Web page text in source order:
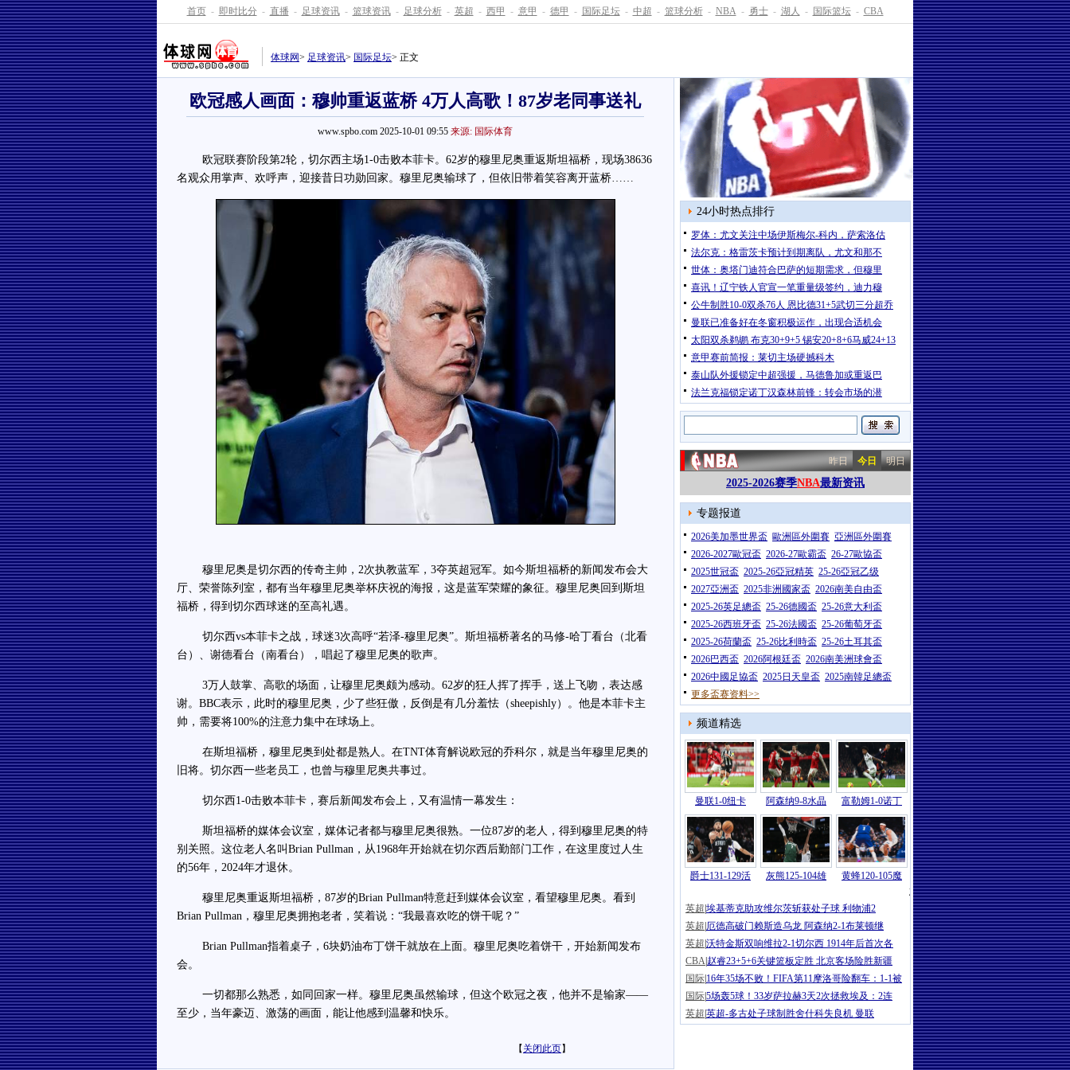
首页 - 即时比分 - 直播 - 足球资讯 - 篮球资讯 - 足球分析 - 英超 - 西甲 - 意甲 - 德甲 - 国际足坛 - 中超 - 篮球分析 - NBA - 勇士 - 湖人 - 国际篮坛 - CBA
体球网> 足球资讯> 国际足坛> 正文
欧冠感人画面：穆帅重返蓝桥 4万人高歌！87岁老同事送礼
www.spbo.com 2025-10-01 09:55 来源: 国际体育
欧冠联赛阶段第2轮，切尔西主场1-0击败本菲卡。62岁的穆里尼奥重返斯坦福桥，现场38636
名观众用掌声、欢呼声，迎接昔日功勋回家。穆里尼奥输球了，但依旧带着笑容离开蓝桥……
穆里尼奥是切尔西的传奇主帅，2次执教蓝军，3夺英超冠军。如今斯坦福桥的新闻发布会大
厅、荣誉陈列室，都有当年穆里尼奥举杯庆祝的海报，这是蓝军荣耀的象征。穆里尼奥回到斯坦
福桥，得到切尔西球迷的至高礼遇。
切尔西vs本菲卡之战，球迷3次高呼“若泽-穆里尼奥”。斯坦福桥著名的马修-哈丁看台（北看
台）、谢德看台（南看台），唱起了穆里尼奥的歌声。
3万人鼓掌、高歌的场面，让穆里尼奥颇为感动。62岁的狂人挥了挥手，送上飞吻，表达感
谢。BBC表示，此时的穆里尼奥，少了些狂傲，反倒是有几分羞怯（sheepishly）。他是本菲卡主
帅，需要将100%的注意力集中在球场上。
在斯坦福桥，穆里尼奥到处都是熟人。在TNT体育解说欧冠的乔科尔，就是当年穆里尼奥的
旧将。切尔西一些老员工，也曾与穆里尼奥共事过。
切尔西1-0击败本菲卡，赛后新闻发布会上，又有温情一幕发生：
斯坦福桥的媒体会议室，媒体记者都与穆里尼奥很熟。一位87岁的老人，得到穆里尼奥的特
别关照。这位老人名叫Brian Pullman，从1968年开始就在切尔西后勤部门工作，在这里度过人生
的56年，2024年才退休。
穆里尼奥重返斯坦福桥，87岁的Brian Pullman特意赶到媒体会议室，看望穆里尼奥。看到
Brian Pullman，穆里尼奥拥抱老者，笑着说：“我最喜欢吃的饼干呢？”
Brian Pullman指着桌子，6块奶油布丁饼干就放在上面。穆里尼奥吃着饼干，开始新闻发布
会。
一切都那么熟悉，如同回家一样。穆里尼奥虽然输球，但这个欧冠之夜，他并不是输家——
至少，当年豪迈、激荡的画面，能让他感到温馨和快乐。
【 关闭此页】
24小时热点排行
罗体：尤文关注中场伊斯梅尔-科内，萨索洛估
法尔克：格雷茨卡预计到期离队，尤文和那不
世体：奥塔门迪符合巴萨的短期需求，但穆里
喜讯！辽宁铁人官宣一笔重量级签约，迪力穆
公牛制胜10-0双杀76人 恩比德31+5武切三分超乔
曼联已准备好在冬窗积极运作，出现合适机会
太阳双杀鹈鹕 布克30+9+5 锡安20+8+6马威24+13
意甲赛前简报：莱切主场硬撼科木
泰山队外援锁定中超强援，马德鲁加或重返巴
法兰克福锁定诺丁汉森林前锋：转会市场的潜
昨日 今日 明日
2025-2026赛季NBA最新资讯
专题报道
2026美加墨世界盃 歐洲區外圍賽 亞洲區外圍賽
2026-2027歐冠盃 2026-27歐霸盃 26-27歐協盃
2025世冠盃 2025-26亞冠精英 25-26亞冠乙级
2027亞洲盃 2025非洲國家盃 2026南美自由盃
2025-26英足總盃 25-26德國盃 25-26意大利盃
2025-26西班牙盃 25-26法國盃 25-26葡萄牙盃
2025-26荷蘭盃 25-26比利時盃 25-26土耳其盃
2026巴西盃 2026阿根廷盃 2026南美洲球會盃
2026中國足協盃 2025日天皇盃 2025南韓足總盃
更多盃赛资料>>
频道精选
曼联1-0纽卡 阿森纳9-8水晶 富勒姆1-0诺丁
爵士131-129活 灰熊125-104雄
黄蜂120-105魔
意甲|卡卢卢破门伊尔迪兹建功 尤文2-
英超 埃基蒂克助攻维尔茨斩获处子球 利物浦2
英超 厄德高破门赖斯造乌龙 阿森纳2-1布莱顿继
英超 沃特金斯双响维拉2-1切尔西 1914年后首次各
CBA 赵睿23+5+6关键篮板定胜 北京客场险胜新疆
国际 16年35场不败！FIFA第11摩洛哥险翻车：1-1被
国际5场轰5球！33岁萨拉赫3天2次拯救埃及：2连
英超 英超-多古处子球制胜舍什科失良机 曼联